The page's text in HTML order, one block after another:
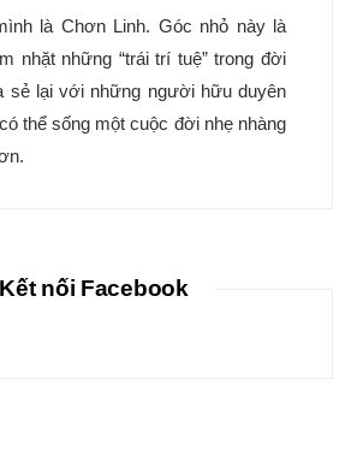
là Chơn Linh. Góc nhỏ này là
nhặt những “trái trí tuệ” trong đời
sẻ lại với những người hữu duyên
thể sống một cuộc đời nhẹ nhàng
Kết nối Facebook